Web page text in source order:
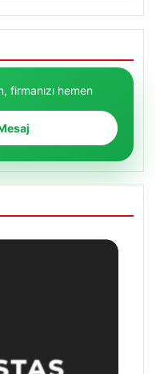
firmanızı hemen